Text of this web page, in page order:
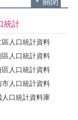
統計
區人口統計資料
區人口統計資料
區人口統計資料
市人口統計資料
人口統計資料庫